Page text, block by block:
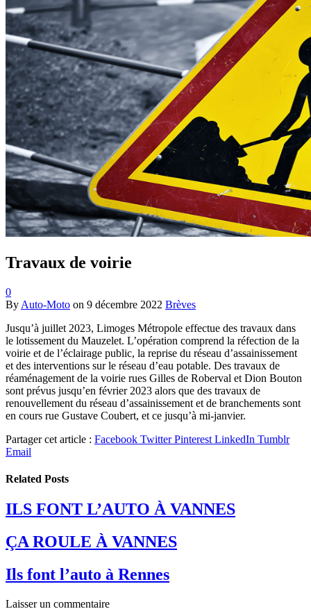
Travaux de voirie
0
By Auto-Moto on 9 décembre 2022 Brèves
Jusqu’à juillet 2023, Limoges Métropole effectue des travaux dans
le lotissement du Mauzelet. L’opération comprend la réfection de la
voirie et de l’éclairage public, la reprise du réseau d’assainissement
et des interventions sur le réseau d’eau potable. Des travaux de
réaménagement de la voirie rues Gilles de Roberval et Dion Bouton
sont prévus jusqu’en février 2023 alors que des travaux de
renouvellement du réseau d’assainissement et de branchements sont
en cours rue Gustave Coubert, et ce jusqu’à mi-janvier.
Partager cet article : Facebook Twitter Pinterest LinkedIn Tumblr
Email
Related Posts
ILS FONT L’AUTO À VANNES
ÇA ROULE À VANNES
Ils font l’auto à Rennes
Laisser un commentaire